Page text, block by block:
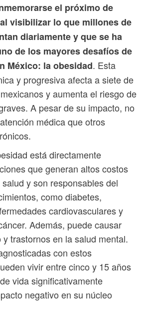
el próximo de
visibilizar lo que millones de
diariamente y que se ha
de los mayores desafíos de
México: la obesidad. Esta
y progresiva afecta a siete de
y aumenta el riesgo de
A pesar de su impacto, no
médica que otros
está directamente
que generan altos costos
y son responsables del
como diabetes,
cardiovasculares y
Además, puede causar
trastornos en la salud mental.
con estos
vivir entre cinco y 15 años
vida significativamente
negativo en su núcleo